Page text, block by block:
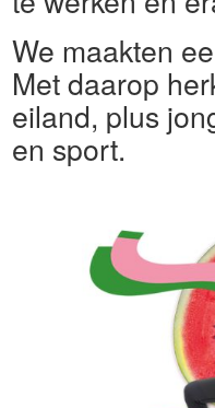
We maakten
Met daarop
eiland, plus
en sport.